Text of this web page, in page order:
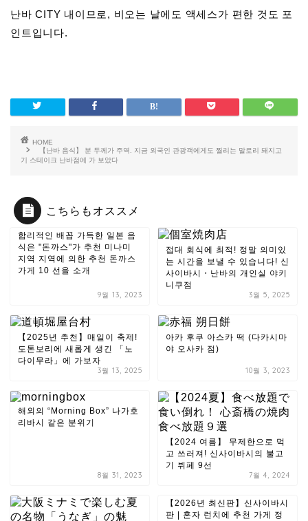
난바 CITY 내이므로, 비오는 날에도 액세스가 편한 것도 포
인트입니다.
HOME
【난바 음식】 분 두께가 주역. 지금 외국인 관광객에게도 찔리는 말로리 돼지고
기 스테이크 난바점에 가 보았다
こちらもオススメ
합리적인 배꼽 가득한 일본 음
식은 "돈까스"가 추천 미나미
지역 지역에 의한 추천 돈까스
가게 10 선을 소개
9월 13, 2023
접대 회식에 최적! 정말 의미있
는 시간을 보낼 수 있습니다! 신
사이바시・난바의 개인실 야키
니쿠점
3월 5, 2025
【2025년 추천】매일이 축제!
도톤보리에 새롭게 생긴 「노
다이무라」에 가보자
3월 13, 2025
아카 후쿠 아스카 떡 (다카시마
야 오사카 점)
10월 3, 2023
해외의 “Morning Box” 나가호
리바시 같은 분위기
8월 31, 2023
【2024 여름】 무제한으로 먹
고 쓰러져! 신사이바시의 불고
기 뷔페 9선
7월 4, 2024
【2026년 최신판】신사이바시
판 | 혼자 런치에 추천 가게 정